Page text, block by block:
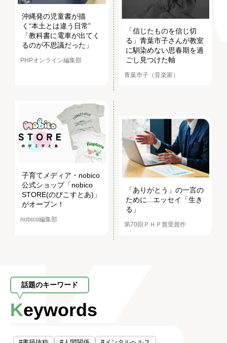
沖縄発の児童書が描
く“本土とは違う日常”
「教科書に電車が出てく
るのが不思議だった」
PHPオンライン編集部
「信じたものを信じ切
る」青葉市子さんが教室
に馴染めない思春期を過
ごし見つけた軸
青葉市子（音楽家）
子育てメディア・nobico
公式ショップ「nobico
STORE(のびこすとあ)」
がオープン！
nobico編集部
「ありがとう」の一言の
ために...エッセイ「生き
る」
第70回ＰＨＰ賞受賞作
話題のキーワード
Keywords